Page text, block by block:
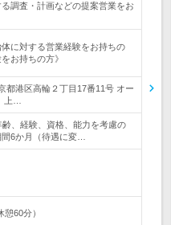
調査・計画などの提案営業をお
に対する営業経験をお持ちの
お持ちの方》
都港区高輪２丁目17番11号 オー
上…
、経験、資格、能力を考慮の
6か月（待遇に変…
60分）